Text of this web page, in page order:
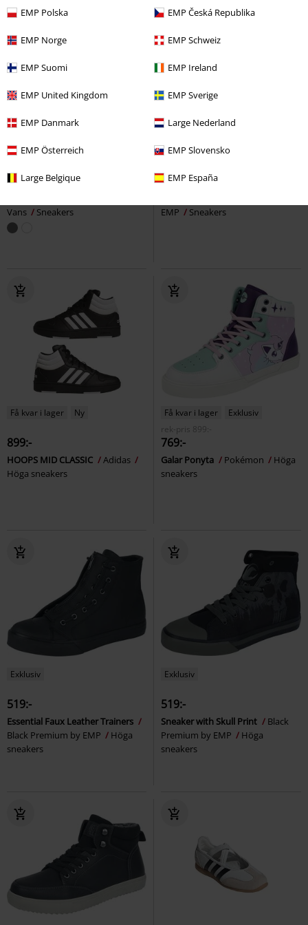
EMP Polska EMP Česká Republika
EMP Norge EMP Schweiz
EMP Suomi EMP Ireland
EMP United Kingdom EMP Sverige
EMP Danmark Large Nederland
EMP Österreich EMP Slovensko
Large Belgique EMP España
1029:-
Vans
Sneakers
Få kvar i lager
Exklusiv
449:-
EMP
Sneakers
Få kvar i lager Ny
899:-
HOOPS MID CLASSIC
Adidas
Höga sneakers
Få kvar i lager
Exklusiv
rek-pris
899:-
769:-
Galar Ponyta Pokémon
Höga
sneakers
Exklusiv
519:-
Essential Faux Leather Trainers
Black Premium by EMP
Höga
sneakers
Exklusiv
519:-
Sneaker with Skull Print
Black
Premium by EMP
Höga
sneakers